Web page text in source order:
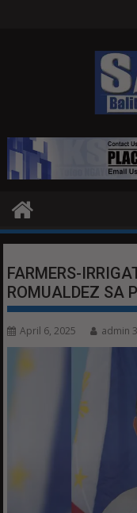
FARMERS-
ROMUALDEZ SA
April 6, 2025 admin 3